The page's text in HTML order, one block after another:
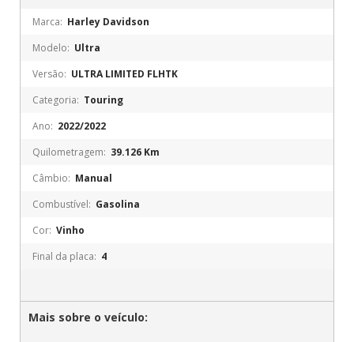
Marca: Harley Davidson
Modelo: Ultra
Versão: ULTRA LIMITED FLHTK
Categoria: Touring
Ano: 2022/2022
Quilometragem: 39.126 Km
Câmbio: Manual
Combustível: Gasolina
Cor: Vinho
Final da placa: 4
Mais sobre o veículo: